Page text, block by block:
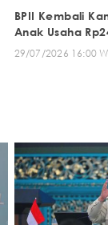
BPII Kembali
Anak Usaha
29/07/2026 16:00